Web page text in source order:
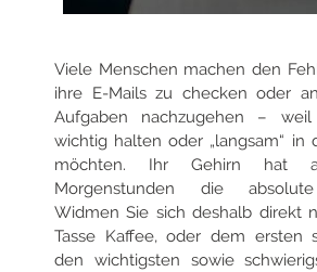
Viele Menschen machen den
ihre E-Mails zu checken oder
Aufgaben nachzugehen –
wichtig halten oder „langsam“ in
möchten. Ihr Gehirn hat
Morgenstunden die
Widmen Sie sich deshalb direkt
Tasse Kaffee, oder dem ersten
den wichtigsten sowie